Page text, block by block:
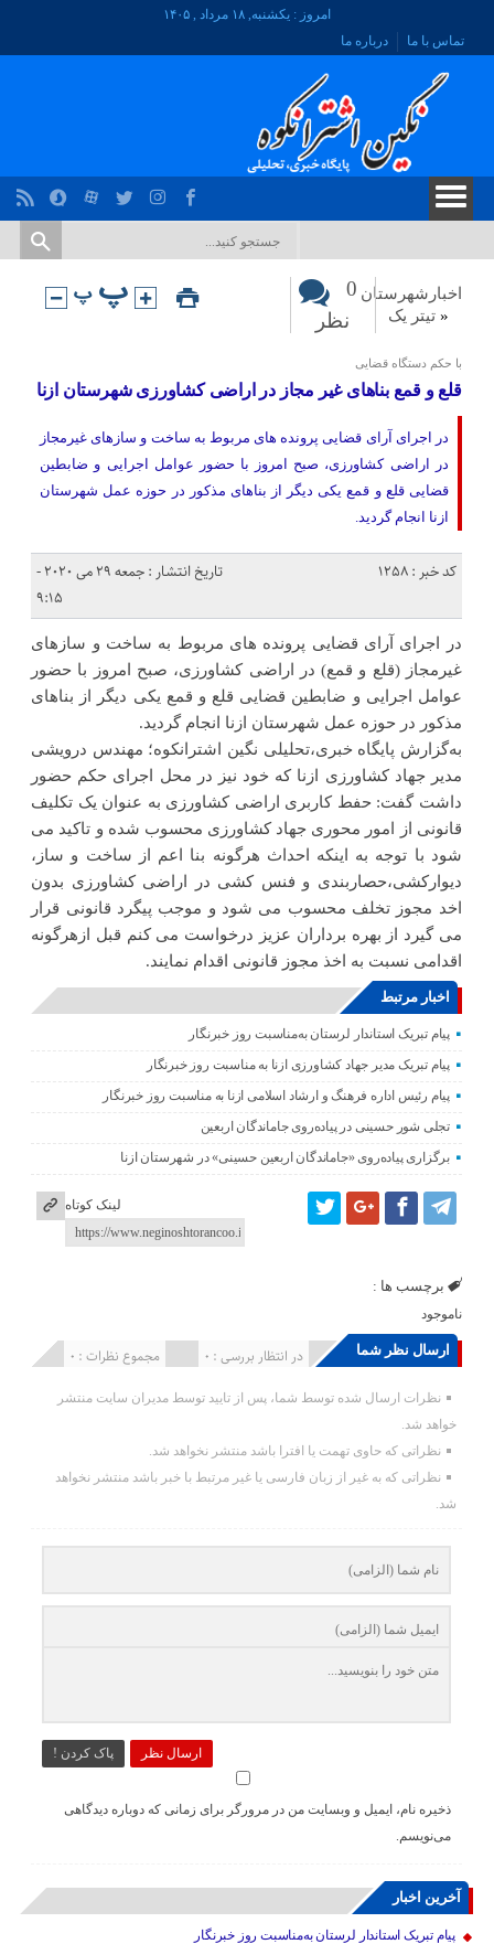
امروز : یکشنبه, ۱۸ مرداد , ۱۴۰۵
تماس با ما
درباره ما
اخبارشهرستان
« تیتر یک
0
نظر
با حکم دستگاه قضایی
قلع و قمع بناهای غیر مجاز در اراضی کشاورزی شهرستان ازنا
در اجرای آرای قضایی پرونده های مربوط به ساخت و سازهای غیرمجاز
در اراضی کشاورزی، صبح امروز با حضور عوامل اجرایی و ضابطین
قضایی قلع و قمع یکی دیگر از بناهای مذکور در حوزه عمل شهرستان
ازنا انجام گردید.
کد خبر : 1258
تاریخ انتشار : جمعه 29 می 2020 -
9:15
در اجرای آرای قضایی پرونده های مربوط به ساخت و سازهای
غیرمجاز (قلع و قمع) در اراضی کشاورزی، صبح امروز با حضور
عوامل اجرایی و ضابطین قضایی قلع و قمع یکی دیگر از بناهای
مذکور در حوزه عمل شهرستان ازنا انجام گردید.
به‌گزارش پایگاه خبری،تحلیلی نگین اشترانکوه؛ مهندس درویشی
مدیر جهاد کشاورزی ازنا که خود نیز در محل اجرای حکم حضور
داشت گفت: حفط کاربری اراضی کشاورزی به عنوان یک تکلیف
قانونی از امور محوری جهاد کشاورزی محسوب شده و تاکید می
شود با توجه به اینکه احداث هرگونه بنا اعم از ساخت و ساز،
دیوارکشی،حصاربندی و فنس کشی در اراضی کشاورزی بدون
اخد مجوز تخلف محسوب می شود و موجب پیگرد قانونی قرار
می گیرد از بهره برداران عزیز درخواست می کنم قبل ازهرگونه
اقدامی نسبت به اخذ مجوز قانونی اقدام نمایند.
اخبار مرتبط
پیام تبریک استاندار لرستان به‌مناسبت روز خبرنگار
پیام تبریک مدیر جهاد کشاورزی ازنا به مناسبت روز خبرنگار
پیام رئیس اداره فرهنگ و ارشاد اسلامی ازنا به مناسبت روز خبرنگار
تجلی شور حسینی در پیاده‌روی جاماندگان اربعین
برگزاری پیاده‌روی «جاماندگان اربعین حسینی» در شهرستان ازنا
لینک کوتاه
برچسب ها :
ناموجود
ارسال نظر شما مجموع نظرات : 0 در انتظار بررسی : 0 انتشار یافته : 0
نظرات ارسال شده توسط شما، پس از تایید توسط مدیران سایت منتشر
خواهد شد.
نظراتی که حاوی تهمت یا افترا باشد منتشر نخواهد شد.
نظراتی که به غیر از زبان فارسی یا غیر مرتبط با خبر باشد منتشر نخواهد
شد.
ارسال نظر پاک کردن !
ذخیره نام، ایمیل و وبسایت من در مرورگر برای زمانی که دوباره دیدگاهی
می‌نویسم.
آخرین اخبار
پیام تبریک استاندار لرستان به‌مناسبت روز خبرنگار